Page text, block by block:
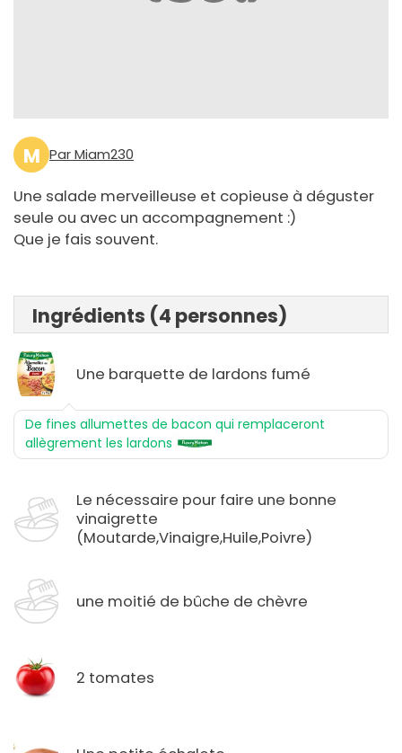
M Par Miam230
Une salade merveilleuse et copieuse à déguster
seule ou avec un accompagnement :)
Que je fais souvent.
Ingrédients (4 personnes)
Une barquette de lardons fumé
De fines allumettes de bacon qui remplaceront
allègrement les lardons
Le nécessaire pour faire une bonne
vinaigrette
(Moutarde,Vinaigre,Huile,Poivre)
une moitié de bûche de chèvre
2 tomates